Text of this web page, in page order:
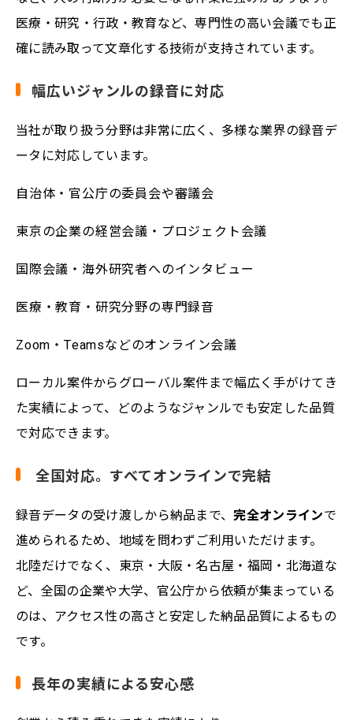
医療・研究・行政・教育など、専門性の高い会議でも正
確に読み取って文章化する技術が支持されています。
幅広いジャンルの録音に対応
当社が取り扱う分野は非常に広く、多様な業界の録音デ
ータに対応しています。
自治体・官公庁の委員会や審議会
東京の企業の経営会議・プロジェクト会議
国際会議・海外研究者へのインタビュー
医療・教育・研究分野の専門録音
Zoom・Teamsなどのオンライン会議
ローカル案件からグローバル案件まで幅広く手がけてき
た実績によって、どのようなジャンルでも安定した品質
で対応できます。
全国対応。すべてオンラインで完結
録音データの受け渡しから納品まで、完全オンラインで
進められるため、地域を問わずご利用いただけます。
北陸だけでなく、東京・大阪・名古屋・福岡・北海道な
ど、全国の企業や大学、官公庁から依頼が集まっている
のは、アクセス性の高さと安定した納品品質によるもの
です。
長年の実績による安心感